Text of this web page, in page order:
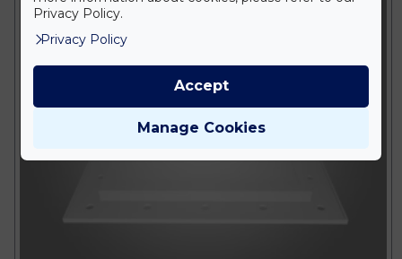
Privacy Policy.
Privacy Policy
Manage Cookies
Accept